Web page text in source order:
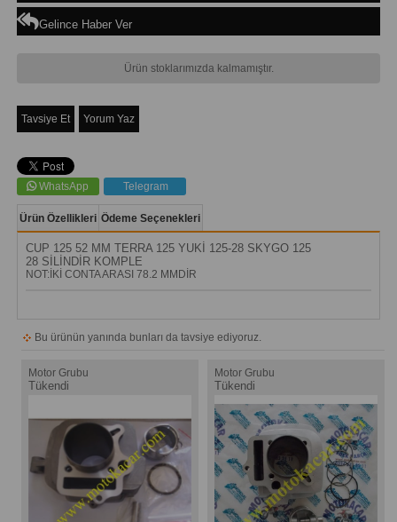
Gelince Haber Ver
Ürün stoklarımızda kalmamıştır.
Tavsiye Et Yorum Yaz
WhatsApp Telegram
Ürün Özellikleri Ödeme Seçenekleri
CUP 125 52 MM TERRA 125 YUKİ 125-28 SKYGO 125
28 SİLİNDİR KOMPLE
NOT:İKİ CONTA ARASI 78.2 MMDİR
Bu ürünün yanında bunları da tavsiye ediyoruz.
Motor Grubu
Tükendi
Motor Grubu
Tükendi